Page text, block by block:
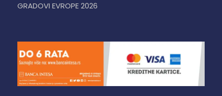
GRADOVI EVROPE 2026